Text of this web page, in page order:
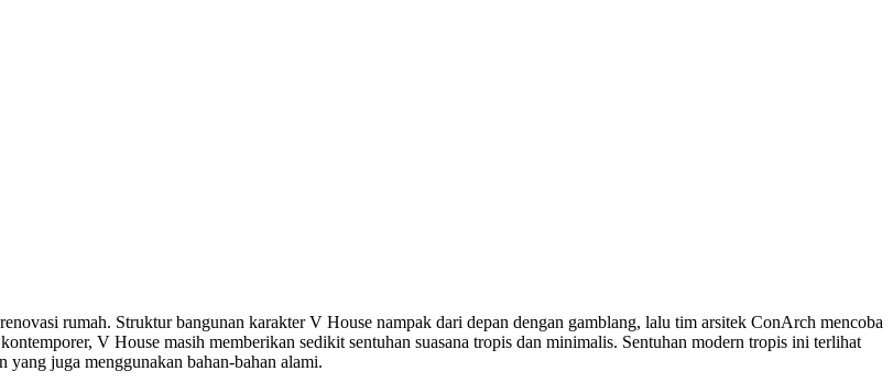
rumah. Struktur bangunan karakter V House nampak dari depan dengan gamblang, lalu tim arsitek ConArch mencoba
V House masih memberikan sedikit sentuhan suasana tropis dan minimalis. Sentuhan modern tropis ini terlihat
yang juga menggunakan bahan-bahan alami.